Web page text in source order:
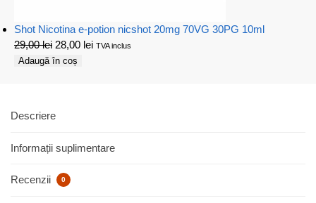
Shot Nicotina e-potion nicshot 20mg 70VG 30PG 10ml
29,00lei 28,00 lei TVA inclus
Adaugă în coș
Descriere
Informații suplimentare
Recenzii 0